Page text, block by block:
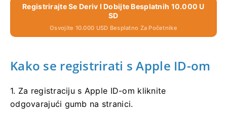
Registrirajte Se Deriv I Dobijte Besplatnih 10.000 U
SD
Osvojite 10.000 USD Besplatno Za Početnike
Kako se registrirati s Apple ID-om
1. Za registraciju s Apple ID-om kliknite
odgovarajući gumb na stranici.